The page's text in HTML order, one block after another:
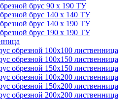
брус 90 х 190 ТУ
брус 140 х 140 ТУ
брус 140 х 190 ТУ
брус 190 х 190 ТУ
обрезной 100х100 лиственница
обрезной 100х150 лиственница
обрезной 150х150 лиственница
обрезной 100х200 лиственница
обрезной 150х200 лиственница
обрезной 200х200 лиственница